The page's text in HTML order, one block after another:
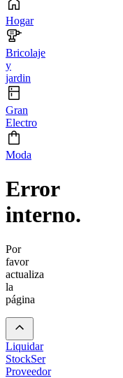
Hogar
Bricolaje
y
jardin
Gran
Electro
Moda
Error
interno.
Por
favor
actualiza
la
página
Liquidar
StockSer
Proveedor